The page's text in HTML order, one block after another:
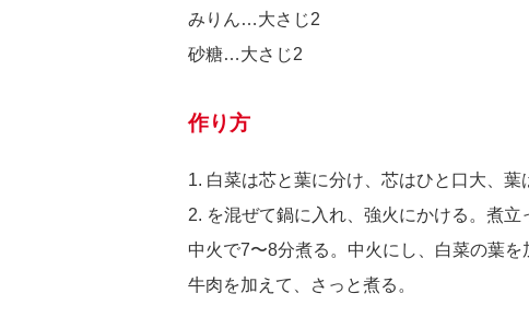
みりん…大さじ2
砂糖…大さじ2
作り方
1. 白菜は芯と葉に分け、芯はひと口大、葉
2. を混ぜて鍋に入れ、強火にかける。煮
中火で7〜8分煮る。中火にし、白菜の葉
牛肉を加えて、さっと煮る。